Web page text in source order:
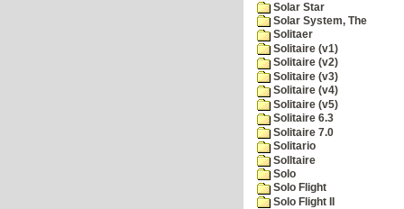
Solar Star
Solar System, The
Solitaer
Solitaire (v1)
Solitaire (v2)
Solitaire (v3)
Solitaire (v4)
Solitaire (v5)
Solitaire 6.3
Solitaire 7.0
Solitario
Solltaire
Solo
Solo Flight
Solo Flight II